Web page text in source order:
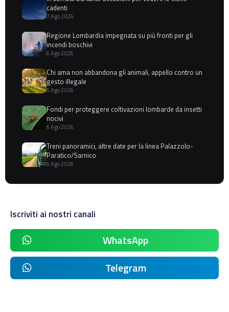
cadenti
7 Ago 2026
Regione Lombardia impegnata su più fronti per gli
incendi boschivi
6 Ago 2026
Chi ama non abbandona gli animali, appello contro un
gesto illegale
6 Ago 2026
Fondi per proteggere coltivazioni lombarde da insetti
nocivi
6 Ago 2026
Treni panoramici, altre date per la linea Palazzolo-
Paratico/Sarnico
6 Ago 2026
Iscriviti ai nostri canali
WhatsApp
Telegram